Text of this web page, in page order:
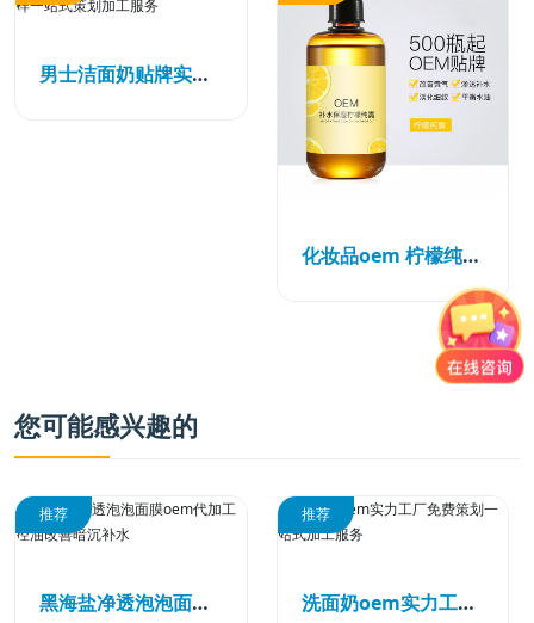
男士洁面奶贴牌实力厂家免费打样一站式策划加工服务
化妆品oem 柠檬纯露oem柠檬纯露贴牌柠檬纯露厂家柠檬纯露代加工柠檬纯露加工亮肤补水保湿控油院装爽肤水贴牌加工
您可能感兴趣的
推荐
黑海盐净透泡泡面膜oem代加工 控油改善暗沉补水
推荐
洗面奶oem实力工厂免费策划一站式加工服务